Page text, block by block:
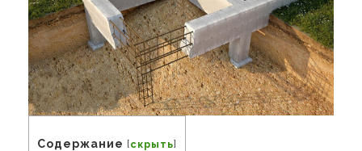
Содержание [скрыть]